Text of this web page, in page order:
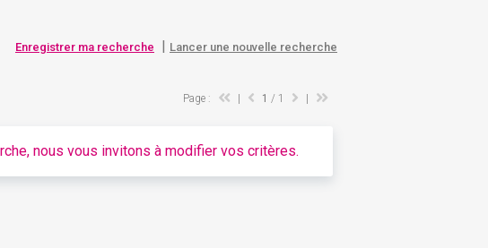
Enregistrer ma recherche | Lancer une nouvelle recherche
Page : 1 / 1
nous vous invitons à modifier vos critères.